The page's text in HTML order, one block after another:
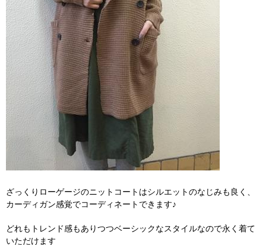
ざっくりローゲージのニットコートはシルエットのなじみも良く、
カーディガン感覚でコーディネートできます♪
どれもトレンド感もありつつベーシックなスタイルなので永く着て
いただけます